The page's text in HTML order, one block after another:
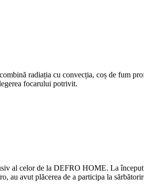
radiația cu convecția, coș de fum
focarului potrivit.
al celor de la DEFRO HOME. La
au avut plăcerea de a participa la